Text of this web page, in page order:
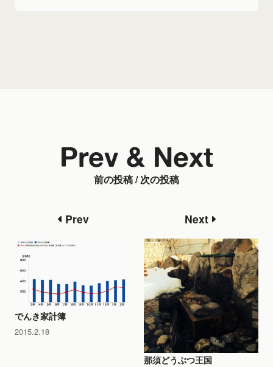
前の投稿 / 次の投稿
Prev & Next
Prev
でんき家計簿
2015.2.18
Next
那須どうぶつ王国